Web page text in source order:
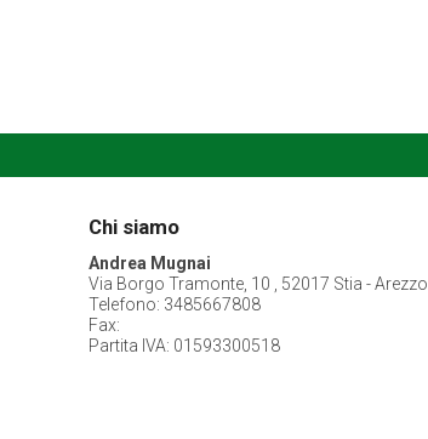
Chi siamo
Andrea Mugnai
Via Borgo Tramonte, 10 , 52017 Stia - Arezzo
Telefono: 3485667808
Fax:
Partita IVA: 01593300518